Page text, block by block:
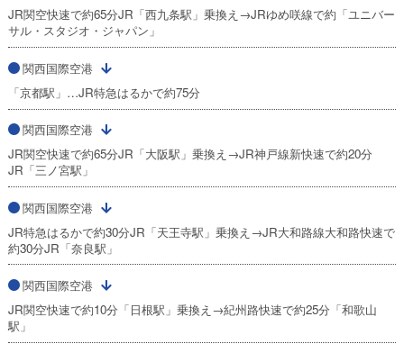
JR関空快速で約65分JR「西九条駅」乗換え→JRゆめ咲線で約「ユニバー
サル・スタジオ・ジャパン」
関西国際空港
「京都駅」…JR特急はるかで約75分
関西国際空港
JR関空快速で約65分JR「大阪駅」乗換え→JR神戸線新快速で約20分
JR「三ノ宮駅」
関西国際空港
JR特急はるかで約30分JR「天王寺駅」乗換え→JR大和路線大和路快速で
約30分JR「奈良駅」
関西国際空港
JR関空快速で約10分「日根駅」乗換え→紀州路快速で約25分「和歌山
駅」